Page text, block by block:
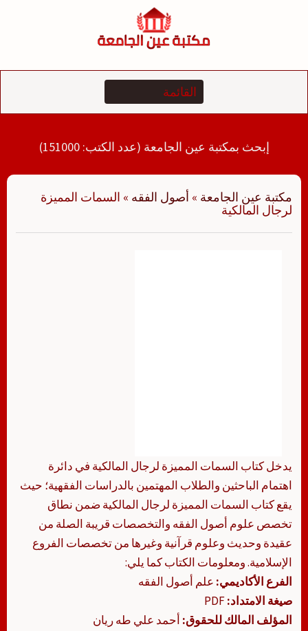
إبحث بمكتبة عين الجامعة (عدد الكتب: 151000)
مكتبة عين الجامعة » أصول الفقه » السمات المميزة
لرجال المالكية
يدخل كتاب السمات المميزة لرجال المالكية في دائرة
اهتمام الباحثين والطلاب المهتمين بالدراسات الفقهية؛ حيث
يقع كتاب السمات المميزة لرجال المالكية ضمن نطاق
تخصص علوم أصول الفقه والتخصصات قريبة الصلة من
عقيدة وحديث وعلوم قرآنية وغيرها من تخصصات الفروع
الإسلامية. ومعلومات الكتاب كما يلي:
الفرع الأكاديمي: علم أصول الفقه
صيغة الامتداد:
المؤلف المالك للحقوق: أحمد علي طه ريان